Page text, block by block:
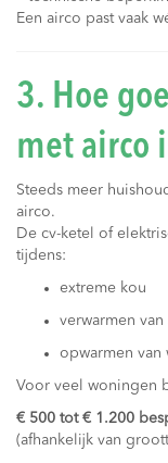
Een airco past vaak
3. Hoe
met airco
Steeds meer
airco.
De cv-ketel of
tijdens:
extreme kou
verwarmen
opwarmen van
Voor veel woningen
€ 500 tot € 1.200
(afhankelijk van